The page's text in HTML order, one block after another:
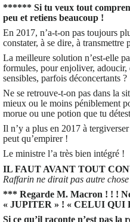
****** Si tu veux tout
peu et retiens beaucoup !
En 2017, n’a-t-on pas toujours
constater, à se dire, à transmettre
La meilleure solution n’est-elle
formules, pour enjoliver,
sensibles, parfois déconcertants ?
Ne se retrouve-t-on pas dans la
mieux ou le moins péniblement
morue ou une potion que tu
Il n’y a plus en 2017 à
peut qu’empirer !
Le ministre l’a très bien intégré !
IL FAUT AVANT TOUT
Raffarin ne dirait pas autre
*** Regarde M. Macron ! ! ! Ne
« JUPITER » ! « CELUI QUI
Si ce qu’il raconte n’est pas